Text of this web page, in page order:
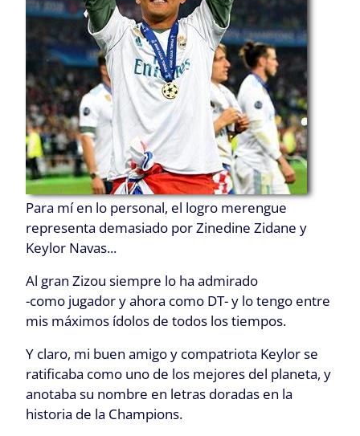
Para mí en lo personal, el logro merengue
representa demasiado por Zinedine Zidane y
Keylor Navas...
Al gran Zizou siempre lo ha admirado
-como jugador y ahora como DT- y lo tengo entre
mis máximos ídolos de todos los tiempos.
Y claro, mi buen amigo y compatriota Keylor se
ratificaba como uno de los mejores del planeta, y
anotaba su nombre en letras doradas en la
historia de la Champions.